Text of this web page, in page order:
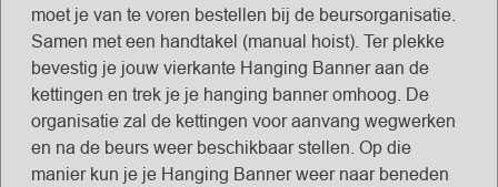
moet je van te voren bestellen bij de beursorganisatie.
Samen met een handtakel (manual hoist). Ter plekke
bevestig je jouw vierkante Hanging Banner aan de
kettingen en trek je je hanging banner omhoog. De
organisatie zal de kettingen voor aanvang wegwerken
en na de beurs weer beschikbaar stellen. Op die
manier kun je je Hanging Banner weer naar beneden